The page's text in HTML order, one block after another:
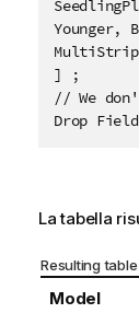
Younger,
] ;
// We
Drop
La tabella
Resulting table
Model